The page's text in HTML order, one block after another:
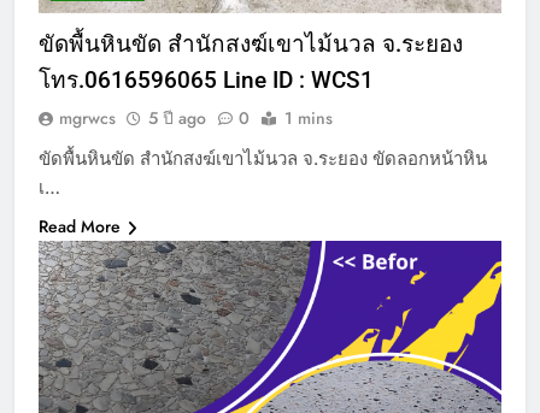
ขัดพื้นหินขัด สำนักสงฆ์เขาไม้นวล จ.ระยอง
โทร.0616596065 Line ID : WCS1
mgrwcs 5 ปี ago 0 1 mins
ขัดพื้นหินขัด สำนักสงฆ์เขาไม้นวล จ.ระยอง ขัดลอกหน้าหิน
เ…
Read More